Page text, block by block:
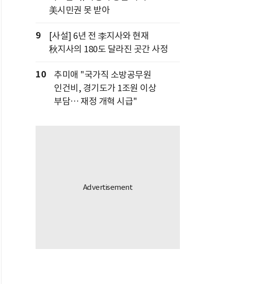
美시민권 못 받아
9
[사설] 6년 전 李지사와 현재
秋지사의 180도 달라진 곳간 사정
10
추미애 "국가직 소방공무원
인건비, 경기도가 1조원 이상
부담… 재정 개혁 시급"